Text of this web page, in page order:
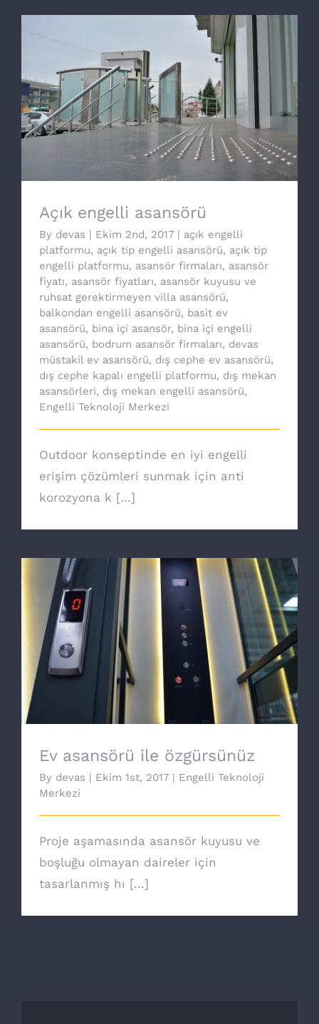
Açık engelli asansörü
Açık engelli asansörü
By devas | Ekim 2nd, 2017 | açık engelli
platformu, açık tip engelli asansörü, açık tip
engelli platformu, asansör firmaları, asansör
fiyatı, asansör fiyatları, asansör kuyusu ve
ruhsat gerektirmeyen villa asansörü,
balkondan engelli asansörü, basit ev
asansörü, bina içi asansör, bina içi engelli
asansörü, bodrum asansör firmaları, devas
müstakil ev asansörü, dış cephe ev asansörü,
dış cephe kapalı engelli platformu, dış mekan
asansörleri, dış mekan engelli asansörü,
Engelli Teknoloji Merkezi
Outdoor konseptinde en iyi engelli
erişim çözümleri sunmak için anti
korozyona k [...]
Ev asansörü ile özgürsünüz
Ev asansörü ile özgürsünüz
By devas | Ekim 1st, 2017 | Engelli Teknoloji
Merkezi
Proje aşamasında asansör kuyusu ve
boşluğu olmayan daireler için
tasarlanmış hı [...]